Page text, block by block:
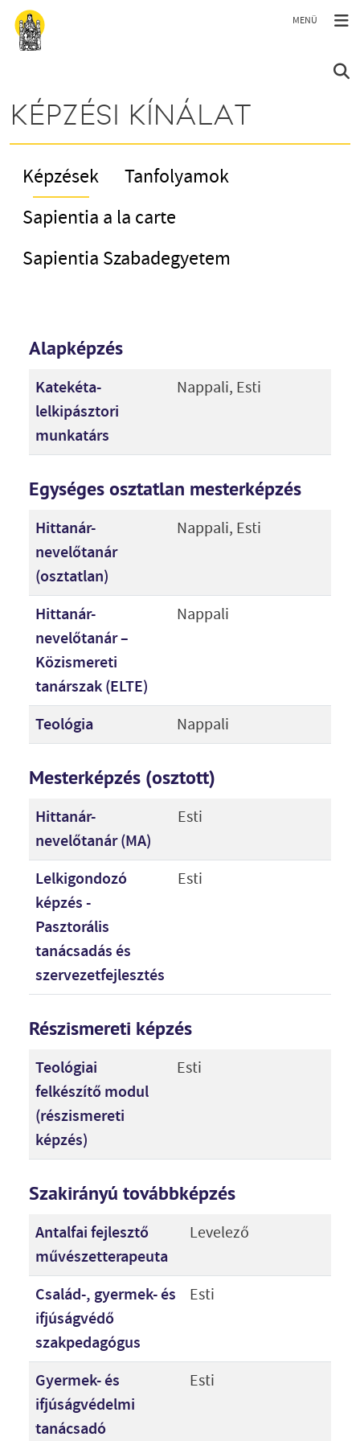
Ugrás a tartalomra
KÉPZÉSI KÍNÁLAT
Képzések
Tanfolyamok
Sapientia a la carte
Sapientia Szabadegyetem
Alapképzés
Katekéta-
lelkipásztori
munkatárs
Nappali, Esti
Egységes osztatlan mesterképzés
Hittanár-
nevelőtanár
(osztatlan)
Nappali, Esti
Hittanár-
nevelőtanár –
Közismereti
tanárszak (ELTE)
Nappali
Teológia Nappali
Mesterképzés (osztott)
Hittanár-
nevelőtanár (MA)
Esti
Lelkigondozó
képzés -
Pasztorális
tanácsadás és
szervezetfejlesztés
Esti
Részismereti képzés
Teológiai
felkészítő modul
(részismereti
képzés)
Esti
Szakirányú továbbképzés
Antalfai fejlesztő
művészetterapeuta
Levelező
Család-, gyermek- és
ifjúságvédő
szakpedagógus
Esti
Gyermek- és
ifjúságvédelmi
tanácsadó
Esti